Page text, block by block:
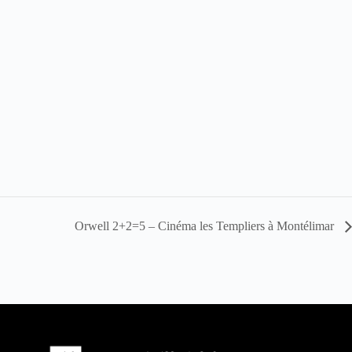
Orwell 2+2=5 – Cinéma les Templiers à Montélimar